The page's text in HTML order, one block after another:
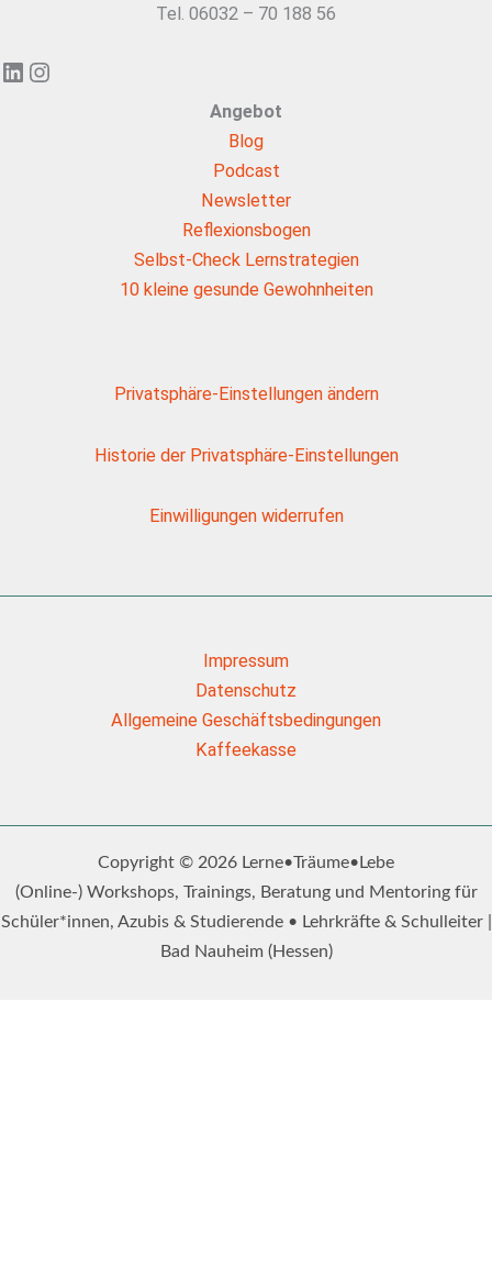
Tel. 06032 – 70 188 56
LinkedIn
Instagram
Angebot
Blog
Podcast
Newsletter
Reflexionsbogen
Selbst-Check Lernstrategien
10 kleine gesunde Gewohnheiten
Privatsphäre-Einstellungen ändern
Historie der Privatsphäre-Einstellungen
Einwilligungen widerrufen
Impressum
Datenschutz
Allgemeine Geschäftsbedingungen
Kaffeekasse
Copyright © 2026 Lerne•Träume•Lebe
(Online-) Workshops, Trainings, Beratung und Mentoring für
Schüler*innen, Azubis & Studierende • Lehrkräfte & Schulleiter |
Bad Nauheim (Hessen)